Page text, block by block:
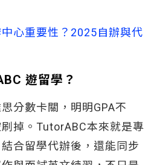
心重要性？2025自辦與代
遊留學？
分數卡關，明明GPA不
掉。TutorABC本來就是專
合留學代辦後，還能同步